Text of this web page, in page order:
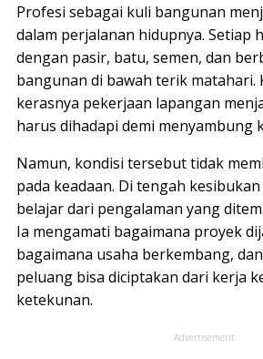
Profesi sebagai kuli bangunan
dalam perjalanan hidupnya. Setiap
dengan pasir, batu, semen, dan
bangunan di bawah terik matahari.
kerasnya pekerjaan lapangan
harus dihadapi demi menyambung
Namun, kondisi tersebut tidak
pada keadaan. Di tengah
belajar dari pengalaman yang
Ia mengamati bagaimana proyek
bagaimana usaha berkembang,
peluang bisa diciptakan dari kerja
ketekunan.
Advertisement